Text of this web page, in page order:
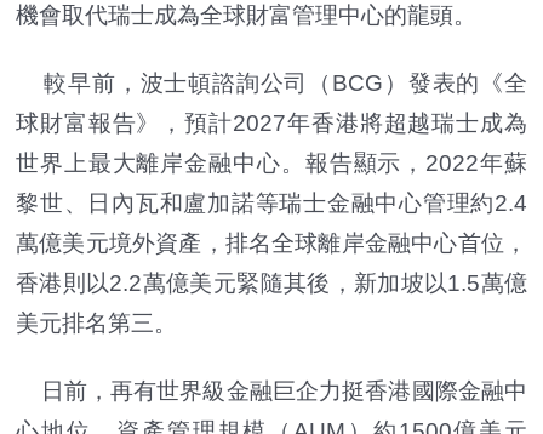
機會取代瑞士成為全球財富管理中心的龍頭。
較早前，波士頓諮詢公司（BCG）發表的《全
球財富報告》，預計2027年香港將超越瑞士成為
世界上最大離岸金融中心。報告顯示，2022年蘇
黎世、日內瓦和盧加諾等瑞士金融中心管理約2.4
萬億美元境外資產，排名全球離岸金融中心首位，
香港則以2.2萬億美元緊隨其後，新加坡以1.5萬億
美元排名第三。
日前，再有世界級金融巨企力挺香港國際金融中